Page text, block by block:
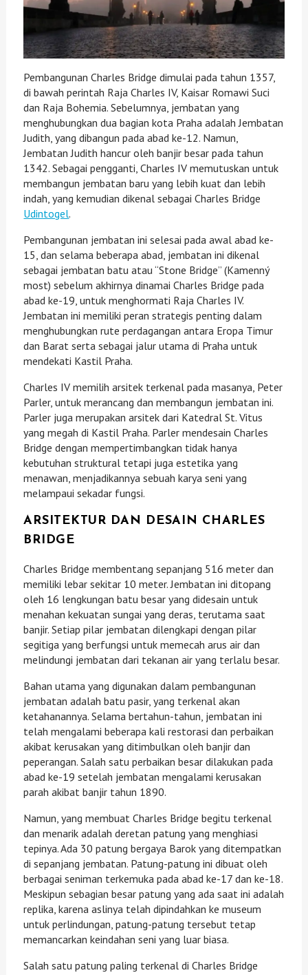
Pembangunan Charles Bridge dimulai pada tahun 1357,
di bawah perintah Raja Charles IV, Kaisar Romawi Suci
dan Raja Bohemia. Sebelumnya, jembatan yang
menghubungkan dua bagian kota Praha adalah Jembatan
Judith, yang dibangun pada abad ke-12. Namun,
Jembatan Judith hancur oleh banjir besar pada tahun
1342. Sebagai pengganti, Charles IV memutuskan untuk
membangun jembatan baru yang lebih kuat dan lebih
indah, yang kemudian dikenal sebagai Charles Bridge
Udintogel.
Pembangunan jembatan ini selesai pada awal abad ke-
15, dan selama beberapa abad, jembatan ini dikenal
sebagai jembatan batu atau “Stone Bridge” (Kamenný
most) sebelum akhirnya dinamai Charles Bridge pada
abad ke-19, untuk menghormati Raja Charles IV.
Jembatan ini memiliki peran strategis penting dalam
menghubungkan rute perdagangan antara Eropa Timur
dan Barat serta sebagai jalur utama di Praha untuk
mendekati Kastil Praha.
Charles IV memilih arsitek terkenal pada masanya, Peter
Parler, untuk merancang dan membangun jembatan ini.
Parler juga merupakan arsitek dari Katedral St. Vitus
yang megah di Kastil Praha. Parler mendesain Charles
Bridge dengan mempertimbangkan tidak hanya
kebutuhan struktural tetapi juga estetika yang
menawan, menjadikannya sebuah karya seni yang
melampaui sekadar fungsi.
ARSITEKTUR DAN DESAIN CHARLES
BRIDGE
Charles Bridge membentang sepanjang 516 meter dan
memiliki lebar sekitar 10 meter. Jembatan ini ditopang
oleh 16 lengkungan batu besar yang didesain untuk
menahan kekuatan sungai yang deras, terutama saat
banjir. Setiap pilar jembatan dilengkapi dengan pilar
segitiga yang berfungsi untuk memecah arus air dan
melindungi jembatan dari tekanan air yang terlalu besar.
Bahan utama yang digunakan dalam pembangunan
jembatan adalah batu pasir, yang terkenal akan
ketahanannya. Selama bertahun-tahun, jembatan ini
telah mengalami beberapa kali restorasi dan perbaikan
akibat kerusakan yang ditimbulkan oleh banjir dan
peperangan. Salah satu perbaikan besar dilakukan pada
abad ke-19 setelah jembatan mengalami kerusakan
parah akibat banjir tahun 1890.
Namun, yang membuat Charles Bridge begitu terkenal
dan menarik adalah deretan patung yang menghiasi
tepinya. Ada 30 patung bergaya Barok yang ditempatkan
di sepanjang jembatan. Patung-patung ini dibuat oleh
berbagai seniman terkemuka pada abad ke-17 dan ke-18.
Meskipun sebagian besar patung yang ada saat ini adalah
replika, karena aslinya telah dipindahkan ke museum
untuk perlindungan, patung-patung tersebut tetap
memancarkan keindahan seni yang luar biasa.
Salah satu patung paling terkenal di Charles Bridge